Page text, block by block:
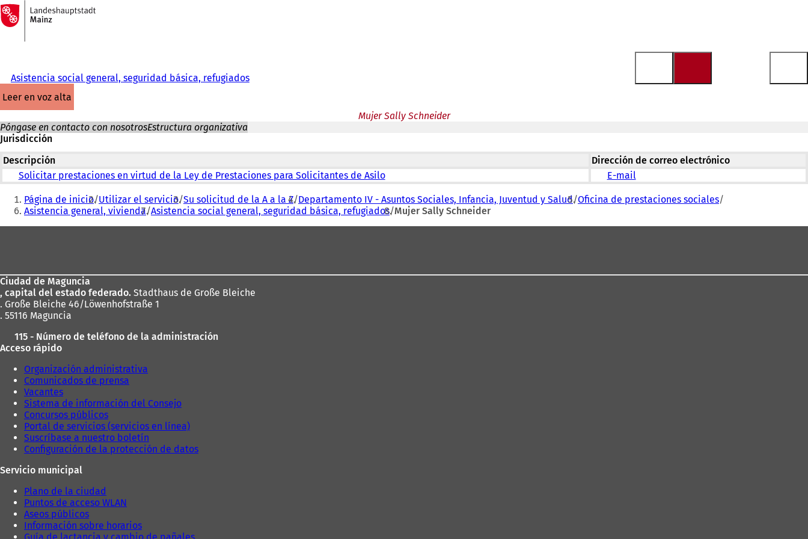
Saltar al contenido
A
la
página
Asistencia social general, seguridad básica, refugiados
leer en voz alta
Mujer Sally Schneider
Póngase en contacto con nosotrosEstructura organizativa
Jurisdicción
Descripción
Dirección de correo electrónico
Solicitar prestaciones en virtud de la Ley de Prestaciones para Solicitantes de Asilo
E-mail
Estás
aquí:
Página de inicio Utilizar el servicio Su solicitud de la A a la Z Departamento IV - Asuntos Sociales, Infancia, Juventud y Salud Oficina de prestaciones sociales
Asistencia general, vivienda Asistencia social general, seguridad básica, refugiados Mujer Sally Schneider
pies
Ciudad de Maguncia
, capital del estado federado. Stadthaus de Große Bleiche
. Große Bleiche 46/Löwenhofstraße 1
. 55116 Maguncia
115 - Número de teléfono de la administración
Acceso rápido
Organización administrativa
Comunicados de prensa
Vacantes
Sistema de información del Consejo
Concursos públicos
Portal de servicios (servicios en línea)
Suscríbase a nuestro boletín
Configuración de la protección de datos
Servicio municipal
Plano de la ciudad
Puntos de acceso WLAN
Aseos públicos
Información sobre horarios